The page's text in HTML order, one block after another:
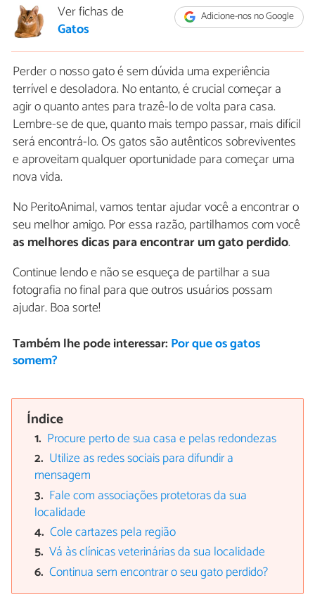
Adicione-nos no Google
Ver fichas de
Gatos
Perder o nosso gato é sem dúvida uma experiência
terrível e desoladora. No entanto, é crucial começar a
agir o quanto antes para trazê-lo de volta para casa.
Lembre-se de que, quanto mais tempo passar, mais difícil
será encontrá-lo. Os gatos são autênticos sobreviventes
e aproveitam qualquer oportunidade para começar uma
nova vida.
No PeritoAnimal, vamos tentar ajudar você a encontrar o
seu melhor amigo. Por essa razão, partilhamos com você
as melhores dicas para encontrar um gato perdido.
Continue lendo e não se esqueça de partilhar a sua
fotografia no final para que outros usuários possam
ajudar. Boa sorte!
Também lhe pode interessar: Por que os gatos
somem?
Índice
Procure perto de sua casa e pelas redondezas
Utilize as redes sociais para difundir a
mensagem
Fale com associações protetoras da sua
localidade
Cole cartazes pela região
Vá às clínicas veterinárias da sua localidade
Continua sem encontrar o seu gato perdido?